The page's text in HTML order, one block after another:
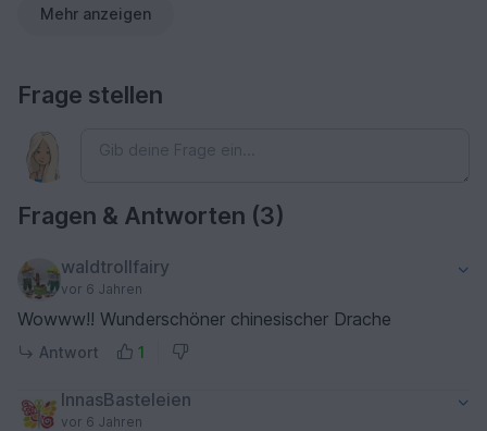
hat sich riesig darüber gefreut. Das war ein
Mehr anzeigen
Frage stellen
Fragen & Antworten (3)
waldtrollfairy
vor 6 Jahren
Wowww!! Wunderschöner chinesischer Drache
Antwort 1
InnasBasteleien
vor 6 Jahren